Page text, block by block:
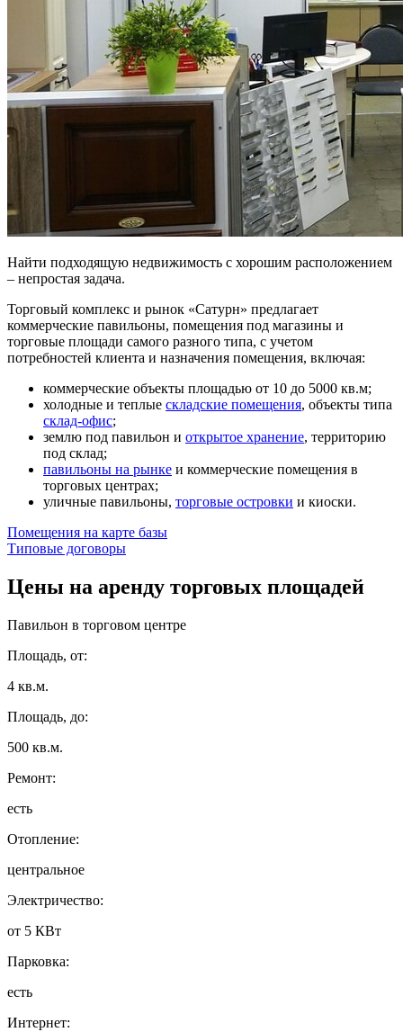
Найти подходящую недвижимость с хорошим расположением
– непростая задача.
Торговый комплекс и рынок «Сатурн» предлагает
коммерческие павильоны, помещения под магазины и
торговые площади самого разного типа, с учетом
потребностей клиента и назначения помещения, включая:
коммерческие объекты площадью от 10 до 5000 кв.м;
холодные и теплые складские помещения, объекты типа
склад-офис;
землю под павильон и открытое хранение, территорию
под склад;
павильоны на рынке и коммерческие помещения в
торговых центрах;
уличные павильоны, торговые островки и киоски.
Помещения на карте базы
Типовые договоры
Цены на аренду торговых площадей
Павильон в торговом центре
Площадь, от:
4 кв.м.
Площадь, до:
500 кв.м.
Ремонт:
есть
Отопление:
центральное
Электричество:
от 5 КВт
Парковка:
есть
Интернет: